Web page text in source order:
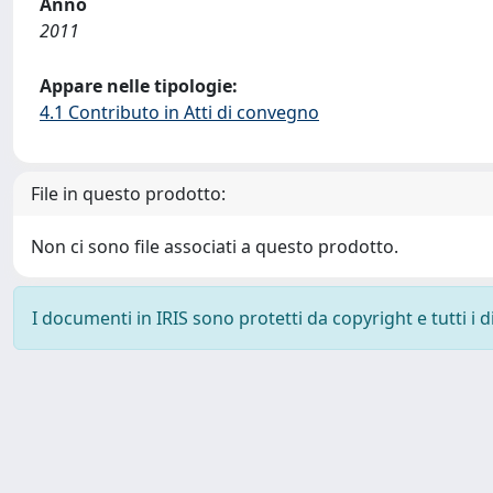
2011
Appare nelle tipologie:
4.1 Contributo in Atti di convegno
File in questo prodotto:
Non ci sono file associati a questo prodotto.
I documenti in IRIS sono protetti da copyright e tutti i